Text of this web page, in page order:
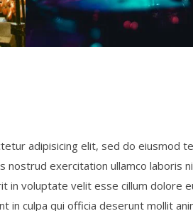
adipisicing elit, sed do eiusmod
nostrud exercitation ullamco laboris
in voluptate velit esse cillum dolore
in culpa qui officia deserunt mollit